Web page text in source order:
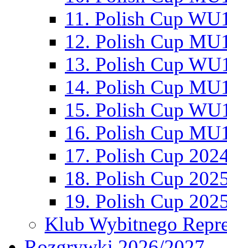
11. Polish Cup
12. Polish Cup
13. Polish Cup
14. Polish Cup
15. Polish Cup
16. Polish Cup
17. Polish Cup
18. Polish Cup
19. Polish Cup
Klub Wybitnego